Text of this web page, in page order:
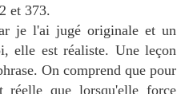
et 373.
je l'ai jugé originale et un
elle est réaliste. Une leçon
On comprend que pour
réelle que lorsqu'elle force